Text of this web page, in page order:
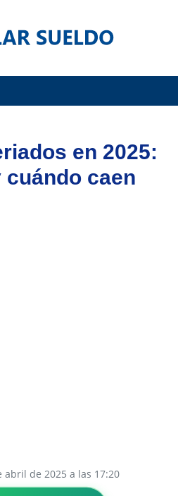
en 2025:
cuándo caen
de 2025 a las 17:20